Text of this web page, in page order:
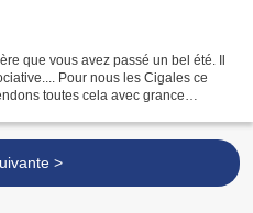
que vous avez passé un bel été. Il
Pour nous les Cigales ce
toutes cela avec grance
>